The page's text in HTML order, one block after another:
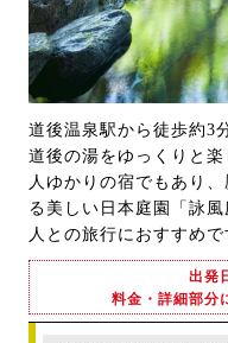
道後温泉駅から徒歩約3
道後の湯をゆっくりと
人ゆかりの宿でもあり
る美しい日本庭園「詠
人との旅行におすすめで
出発
料金・詳細部分